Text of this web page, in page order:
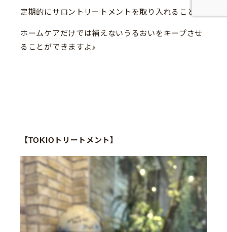
定期的にサロントリートメントを取り入れることで
ホームケアだけでは補えないうるおいをキープさせ
ることができますよ♪
【TOKIOトリートメント】